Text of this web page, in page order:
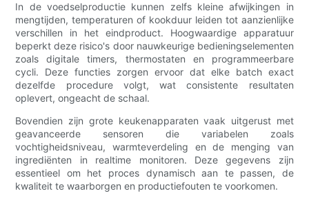
In de voedselproductie kunnen zelfs kleine afwijkingen in
mengtijden, temperaturen of kookduur leiden tot aanzienlijke
verschillen in het eindproduct. Hoogwaardige apparatuur
beperkt deze risico's door nauwkeurige bedieningselementen
zoals digitale timers, thermostaten en programmeerbare
cycli. Deze functies zorgen ervoor dat elke batch exact
dezelfde procedure volgt, wat consistente resultaten
oplevert, ongeacht de schaal.
Bovendien zijn grote keukenapparaten vaak uitgerust met
geavanceerde sensoren die variabelen zoals
vochtigheidsniveau, warmteverdeling en de menging van
ingrediënten in realtime monitoren. Deze gegevens zijn
essentieel om het proces dynamisch aan te passen, de
kwaliteit te waarborgen en productiefouten te voorkomen.